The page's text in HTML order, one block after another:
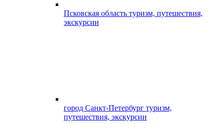
Псковская область туризм, путешествия,
экскурсии
город Санкт-Петербург туризм,
путешествия, экскурсии